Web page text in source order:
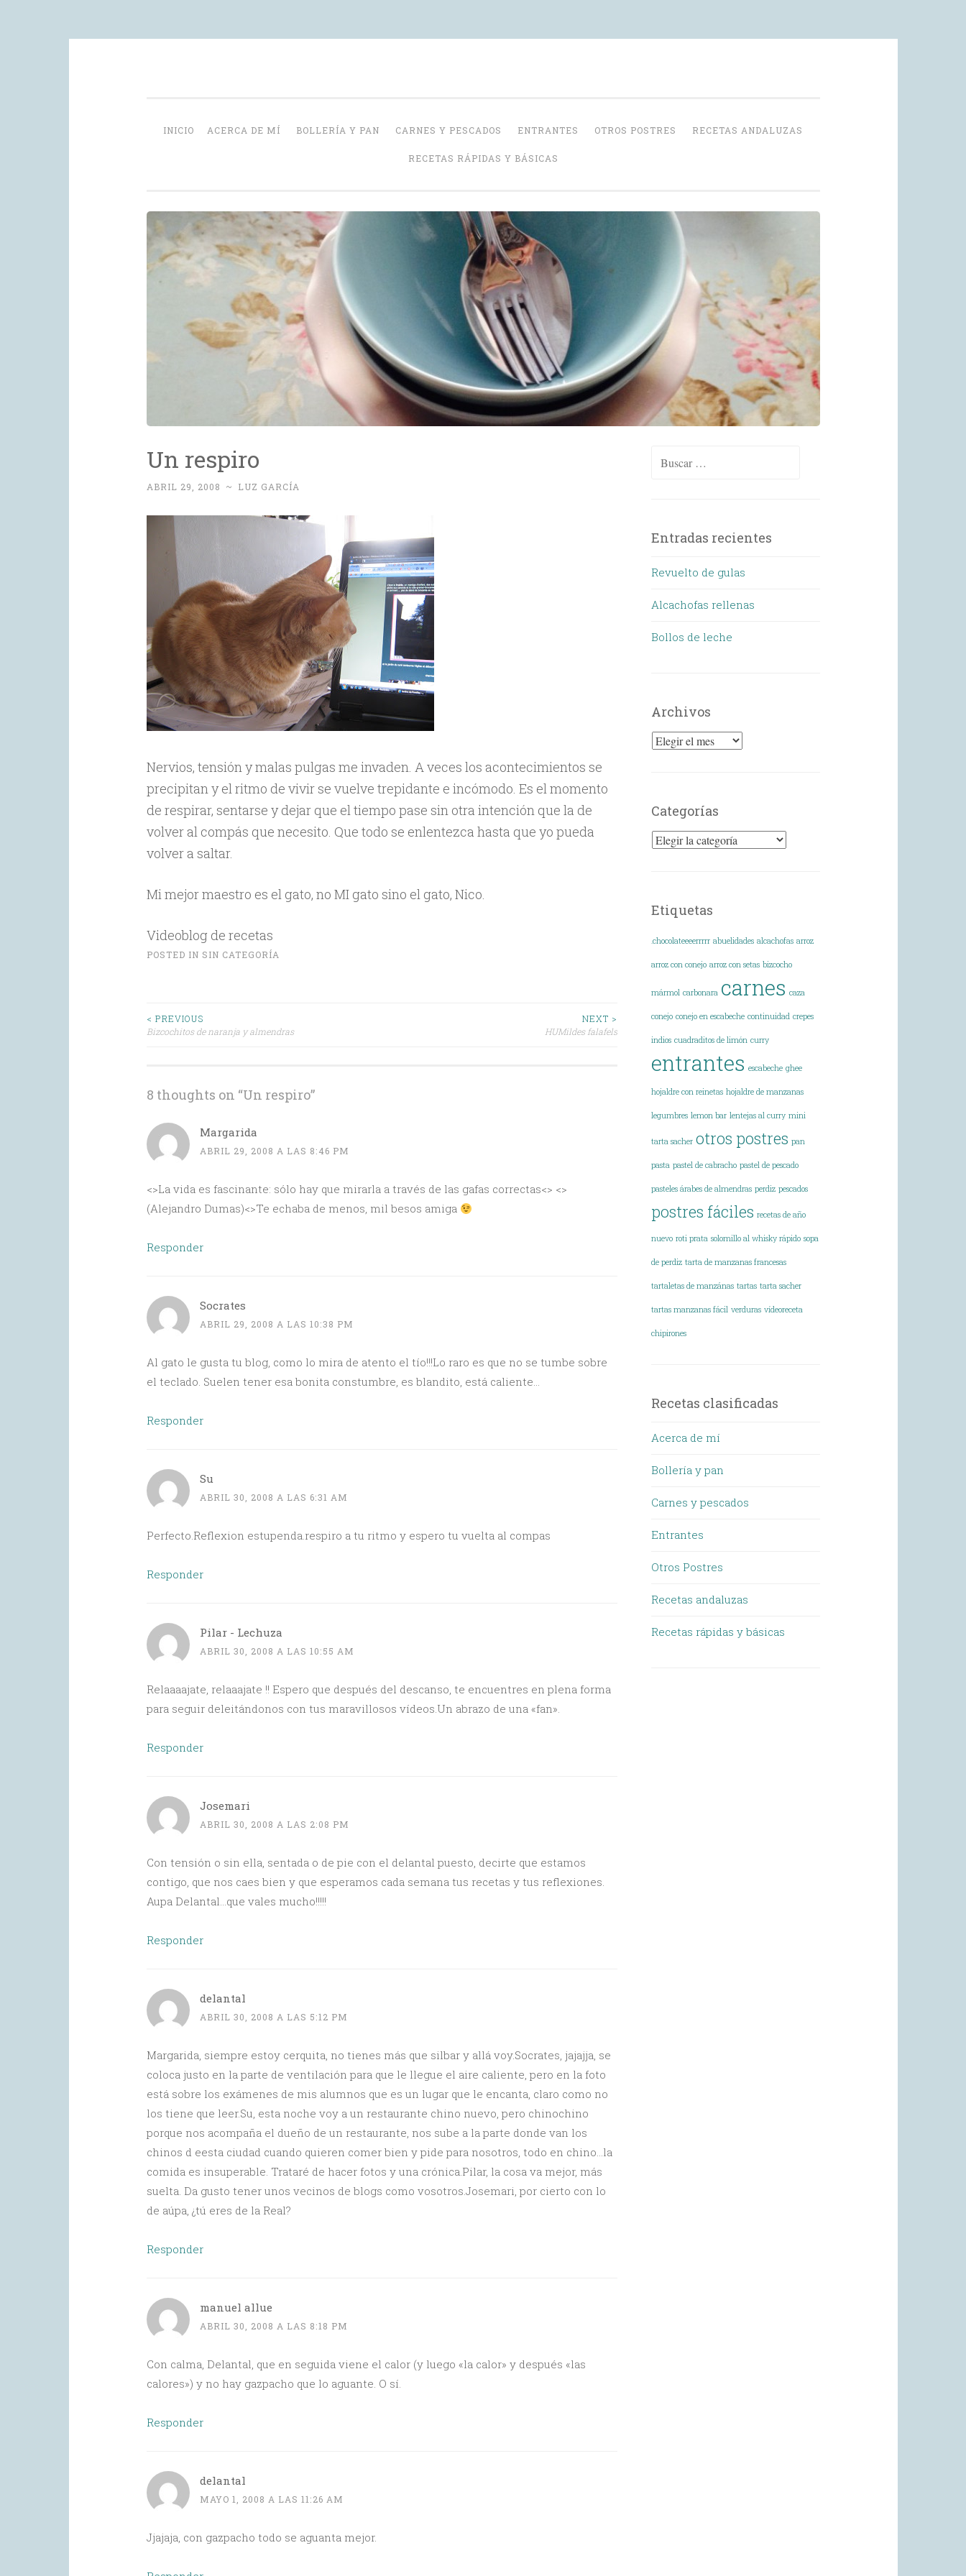
content
INICIO ACERCA DE MÍ BOLLERÍA Y PAN CARNES Y PESCADOS ENTRANTES OTROS POSTRES RECETAS ANDALUZAS
RECETAS RÁPIDAS Y BÁSICAS
Un respiro
ABRIL 29, 2008 ~ LUZ GARCÍA
Nervios, tensión y malas pulgas me invaden. A veces los acontecimientos se
precipitan y el ritmo de vivir se vuelve trepidante e incómodo. Es el momento
de respirar, sentarse y dejar que el tiempo pase sin otra intención que la de
volver al compás que necesito. Que todo se enlentezca hasta que yo pueda
volver a saltar.
Mi mejor maestro es el gato, no MI gato sino el gato, Nico.
Videoblog de recetas
POSTED IN SIN CATEGORÍA
Post
< PREVIOUS
Bizcochitos de naranja y almendras
NEXT >
HUMildes falafels
8 thoughts on “Un respiro”
Margarida
ABRIL 29, 2008 A LAS 8:46 PM
<>La vida es fascinante: sólo hay que mirarla a través de las gafas correctas<> <>
(Alejandro Dumas)<>Te echaba de menos, mil besos amiga
Responder
Socrates
ABRIL 29, 2008 A LAS 10:38 PM
Al gato le gusta tu blog, como lo mira de atento el tío!!!Lo raro es que no se tumbe sobre
el teclado. Suelen tener esa bonita constumbre, es blandito, está caliente…
Responder
Su
ABRIL 30, 2008 A LAS 6:31 AM
Perfecto.Reflexion estupenda.respiro a tu ritmo y espero tu vuelta al compas
Responder
Pilar - Lechuza
ABRIL 30, 2008 A LAS 10:55 AM
Relaaaajate, relaaajate !! Espero que después del descanso, te encuentres en plena forma
para seguir deleitándonos con tus maravillosos vídeos.Un abrazo de una «fan».
Responder
Josemari
ABRIL 30, 2008 A LAS 2:08 PM
Con tensión o sin ella, sentada o de pie con el delantal puesto, decirte que estamos
contigo, que nos caes bien y que esperamos cada semana tus recetas y tus reflexiones.
Aupa Delantal…que vales mucho!!!!!
Responder
delantal
ABRIL 30, 2008 A LAS 5:12 PM
Margarida, siempre estoy cerquita, no tienes más que silbar y allá voy.Socrates, jajajja, se
coloca justo en la parte de ventilación para que le llegue el aire caliente, pero en la foto
está sobre los exámenes de mis alumnos que es un lugar que le encanta, claro como no
los tiene que leer.Su, esta noche voy a un restaurante chino nuevo, pero chinochino
porque nos acompaña el dueño de un restaurante, nos sube a la parte donde van los
chinos d eesta ciudad cuando quieren comer bien y pide para nosotros, todo en chino…la
comida es insuperable. Trataré de hacer fotos y una crónica.Pilar, la cosa va mejor, más
suelta. Da gusto tener unos vecinos de blogs como vosotros.Josemari, por cierto con lo
de aúpa, ¿tú eres de la Real?
Responder
manuel allue
ABRIL 30, 2008 A LAS 8:18 PM
Con calma, Delantal, que en seguida viene el calor (y luego «la calor» y después «las
calores») y no hay gazpacho que lo aguante. O sí.
Responder
delantal
MAYO 1, 2008 A LAS 11:26 AM
Jjajaja, con gazpacho todo se aguanta mejor.
Buscar:
Entradas recientes
Revuelto de gulas
Alcachofas rellenas
Bollos de leche
Archivos
Archivos
Categorías
Categorías
Etiquetas
.chocolateeeerrrrr abuelidades alcachofas arroz
arroz con conejo arroz con setas bizcocho
mármol carbonara carnes caza
conejo conejo en escabeche continuidad crepes
indios cuadraditos de limón curry
entrantes escabeche ghee
hojaldre con reinetas hojaldre de manzanas
legumbres lemon bar lentejas al curry mini
tarta sacher otros postres pan
pasta pastel de cabracho pastel de pescado
pasteles árabes de almendras perdiz pescados
postres fáciles recetas de año
nuevo roti prata solomillo al whisky rápido sopa
de perdiz tarta de manzanas francesas
tartaletas de manzánas tartas tarta sacher
tartas manzanas fácil verduras vídeoreceta
chipirones
Recetas clasificadas
Acerca de mí
Bollería y pan
Carnes y pescados
Entrantes
Otros Postres
Recetas andaluzas
Recetas rápidas y básicas